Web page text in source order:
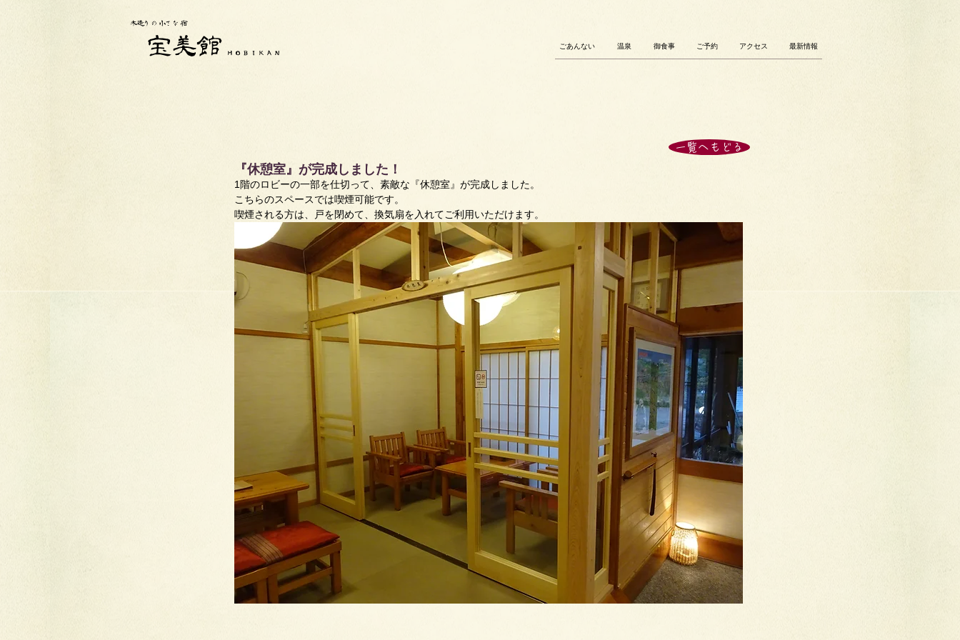
ごあんない 温泉 御食事 ご予約 アクセス 最新情報
『休憩室』が完成しました！
1階のロビーの一部を仕切って、素敵な『休憩室』が完成しました。
こちらのスペースでは喫煙可能です。
喫煙される方は、戸を閉めて、換気扇を入れてご利用いただけます。
一覧へもどる